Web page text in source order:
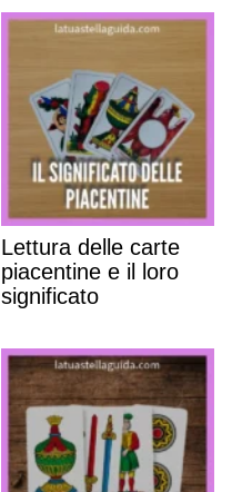
Lettura delle carte
piacentine e il loro
significato